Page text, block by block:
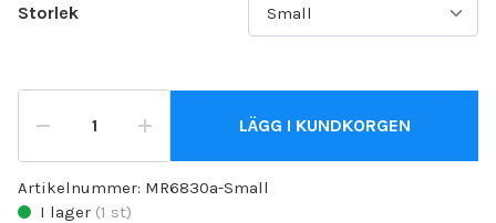
Storlek
LÄGG I KUNDKORGEN
Artikelnummer: MR6830a-Small
I lager (1 st)